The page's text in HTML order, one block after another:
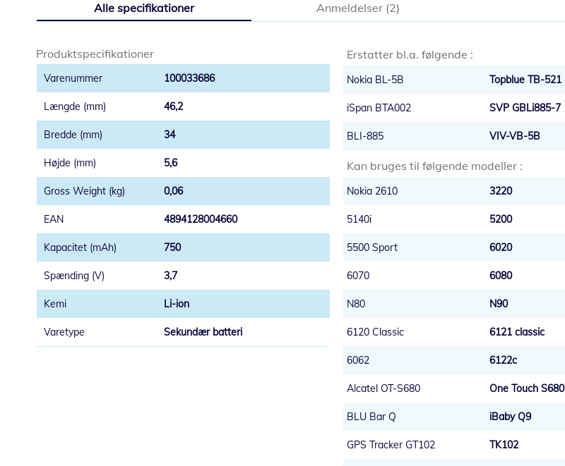
af
Alle specifikationer
Produktspecifikationer
100033686
46,2
34
5,6
0,06
4894128004660
750
3,7
Li-ion
Sekundær batteri
Erstatter bl.a. følgende :
Nokia BL-5B Topblue TB-521
iSpan BTA002 SVP GBLi885-7
BLI-885 VIV-VB-5B
Kan bruges til følgende modeller :
Nokia 2610 3220
5140i 5200
5500 Sport 6020
6070 6080
N80 N90
6120 Classic 6121 classic
6062 6122c
Alcatel OT-S680 One Touch S680
BLU Bar Q iBaby Q9
GPS Tracker GT102 TK102
Anmeldelser 2